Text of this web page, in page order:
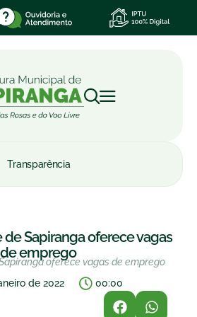
Transparência
Sapiranga oferece vagas
de emprego
oferece vagas de emprego
de 2022
00:00